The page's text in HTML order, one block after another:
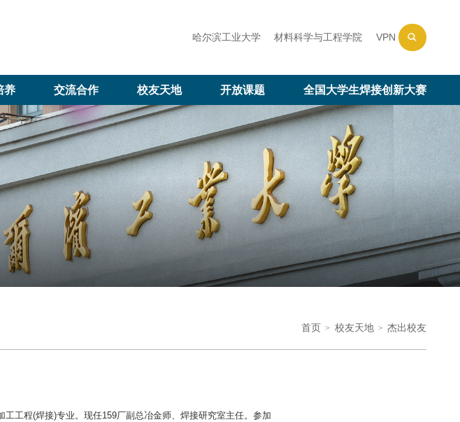
哈尔滨工业大学 材料科学与工程学院 VPN
养 交流合作 校友天地 开放课题 全国大学生焊接创新大赛
首页 校友天地 杰出校友
工工程(焊接)专业。现任159厂副总冶金师、焊接研究室主任。参加